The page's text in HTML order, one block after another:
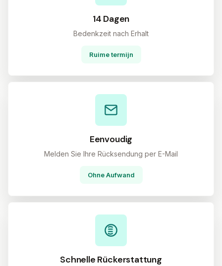
14 Dagen
Bedenkzeit nach Erhalt
Ruime termijn
Eenvoudig
Melden Sie Ihre Rücksendung per E-Mail
Ohne Aufwand
Schnelle Rückerstattung